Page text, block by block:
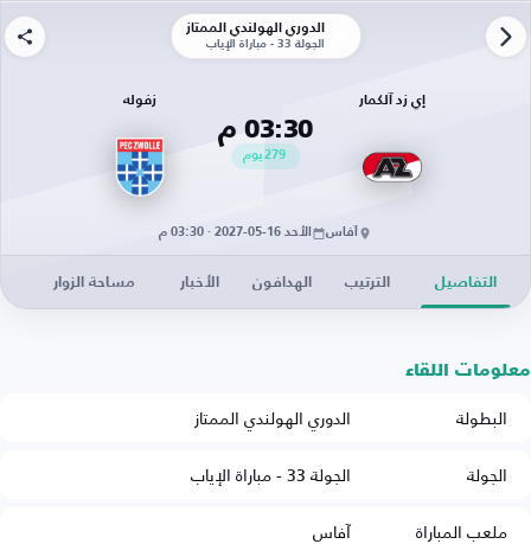
الدوري الهولندي الممتاز
الجولة 33 - مباراة الإياب
إي زد آلكمار
03:30 م
279يوم
زفوله
آفاس الأحد 16-05-2027 · 03:30 م
التفاصيل الترتيب الهدافون الأخبار مساحة الزوار
معلومات اللقاء
البطولة
الدوري الهولندي الممتاز
الجولة
الجولة 33 - مباراة الإياب
ملعب المباراة
آفاس